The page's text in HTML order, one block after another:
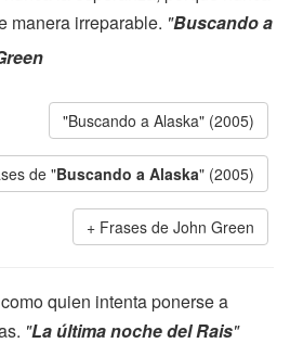
manera irreparable. "Buscando a
"Buscando a Alaska" (2005)
de "Buscando a Alaska" (2005)
Frases de John Green
quien intenta ponerse a
"La última noche del Rais"